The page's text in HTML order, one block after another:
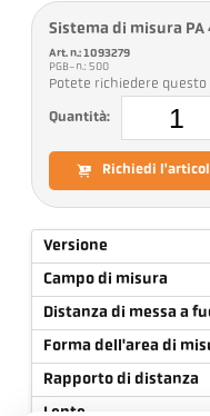
Sistema di misura
Art. n.: 1093279
PGB-n.: 500
Potete richiedere questo
Quantità:
Richiedi
Versione
Campo di misura
Distanza di messa a
Forma dell'area di
Rapporto di distanza